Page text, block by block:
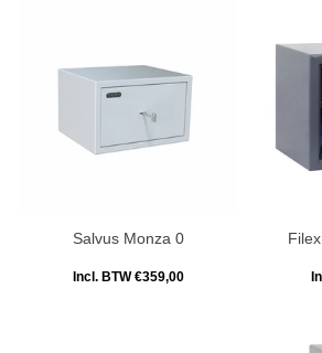
Salvus Monza 0
Incl. BTW €359,00